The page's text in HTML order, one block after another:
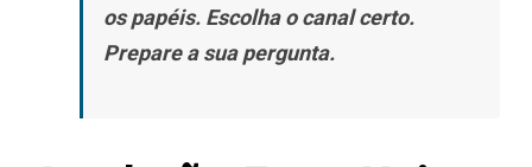
os papéis. Escolha o canal certo.
Prepare a sua pergunta.